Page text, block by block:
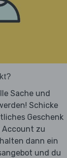
Sache und
Schicke
Geschenk
Account zu
dann ein
und du